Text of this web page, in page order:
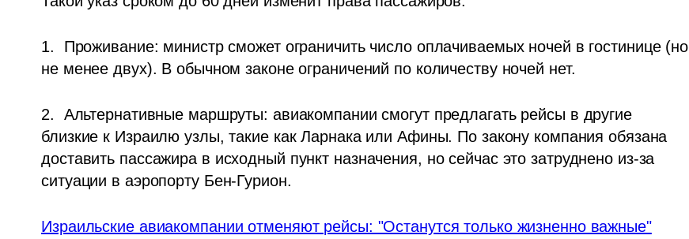
1.  Проживание: министр сможет ограничить число оплачиваемых ночей в гостинице (но
не менее двух). В обычном законе ограничений по количеству ночей нет.
2.  Альтернативные маршруты: авиакомпании смогут предлагать рейсы в другие
близкие к Израилю узлы, такие как Ларнака или Афины. По закону компания обязана
доставить пассажира в исходный пункт назначения, но сейчас это затруднено из-за
ситуации в аэропорту Бен-Гурион.
Израильские авиакомпании отменяют рейсы: "Останутся только жизненно важные"